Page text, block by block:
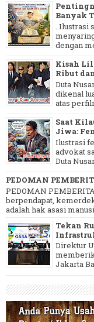
Banyak
. Ilustrasi
dengan
Kisah
Ribut
Duta
dikenal
atas
Saat
Jiwa:
Ilustrasi
advokat
Duta
PEDOMAN
PEDOMAN
berpendapat,
adalah hak asasi
Tekan
Direktur
Jakarta